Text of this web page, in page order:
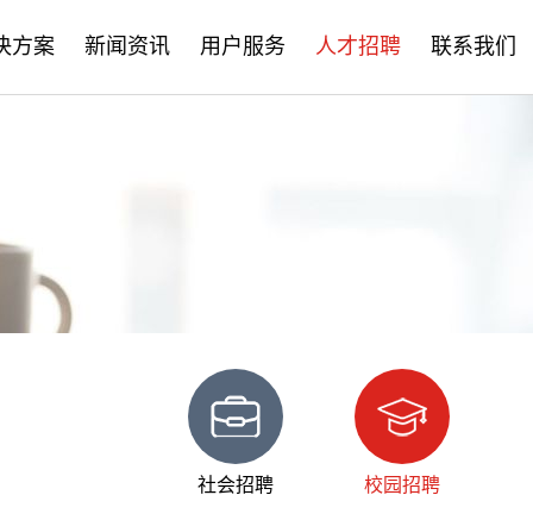
方案 新闻资讯 用户服务 人才招聘 联系我们
社会招聘 校园招聘